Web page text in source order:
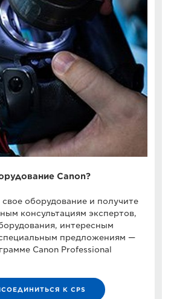
Canon?
оборудование и получите
консультациям экспертов,
интересным
предложениям —
Canon Professional
К CPS